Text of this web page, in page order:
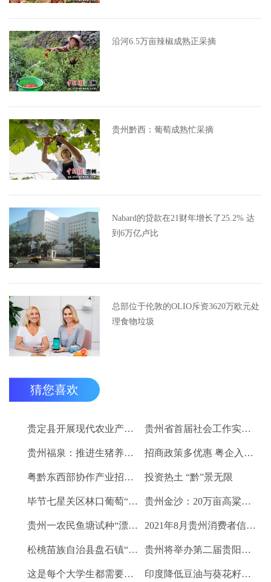
沿河6.5万亩辣椒成熟正采摘
贵州黔西：葡萄成熟忙采摘
Nabard的贷款在21财年增长了25.2% 达
到6万亿卢比
总部位于伦敦的OLIO斥资3620万欧元处
理食物垃圾
猜您喜欢
贵定县开展现代农业产业“稻+N”田间示范技术培训 贵州省首届社会工作实务技能大赛启动
贵州福泉：推进生猪养殖现代化 开创产业发展新格局 招商政策多优惠 粤企入黔得实惠
粤黔东西部协作产业招商对接会将于9月8日举行 投资热土 “黔”景无限
毕节七星关区林口葡萄“卖”进羊城 贵州金沙：20万亩高粱、2.67万亩烤烟喜获丰收
贵州一农民鱼塘试种“漂浮水稻”获成功 亩产千斤稻谷 2021年8月贵州消费者信心及健康指数创下新高
松桃苗族自治县盘石镇“三驾马车”拉出人民群众平安幸福生活 贵州将举办第二届贵阳工业博览会
这是每个大学生都需要的1个金融工具 印度降低豆油与葵花籽油进口税以平息价格